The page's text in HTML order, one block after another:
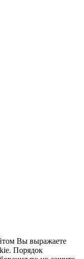
Вы выражаете
Порядок